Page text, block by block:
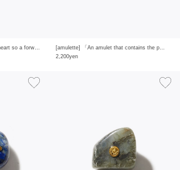
[amulette] 「lightening the heart so a forward-looking glow can rise」yellow quartz
[amulette] 「An amulet that contains the power of the earth」 smoky quartz
2,200yen